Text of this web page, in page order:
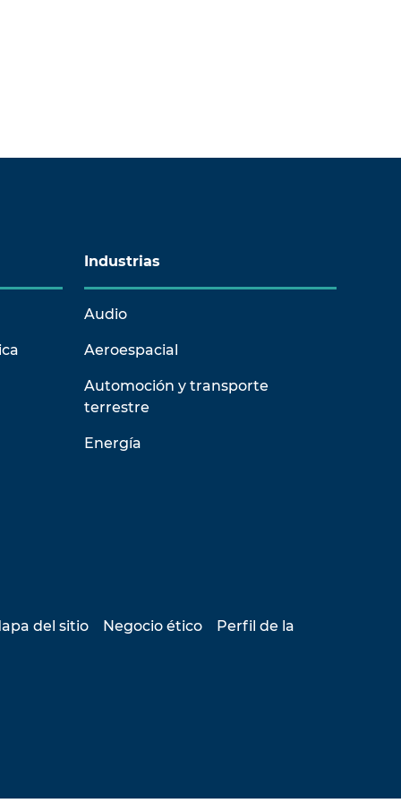
Industrias
Audio
Aeroespacial
Automoción y transporte
terrestre
Energía
del sitio Negocio ético
Perfil de la